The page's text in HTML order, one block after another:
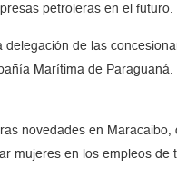
petroleras en el
delegación de las
Marítima de
novedades en
mujeres en los empleos